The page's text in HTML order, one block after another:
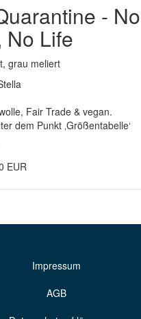
- No
No Life
grau meliert
Fair Trade & vegan.
dem Punkt ‚Größentabelle‘
EUR
Impressum
AGB